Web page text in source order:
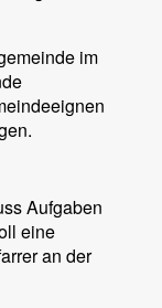
im
Aufgaben
eine
an der